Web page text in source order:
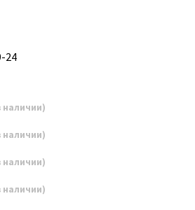
24
наличии)
наличии)
наличии)
наличии)